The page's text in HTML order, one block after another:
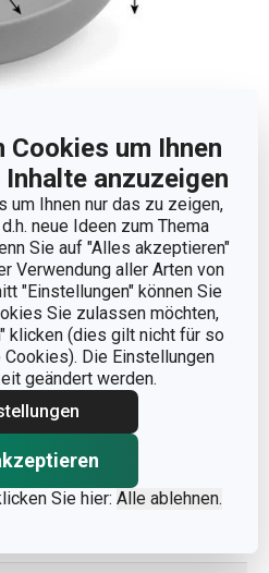
Cookies um Ihnen
anzuzeigen
um Ihnen nur das zu zeigen,
neue Ideen zum Thema
Sie auf "Alles akzeptieren"
Verwendung aller Arten von
"Einstellungen" können Sie
Sie zulassen möchten,
klicken (dies gilt nicht für so
Die Einstellungen
geändert werden.
Sie hier: Alle ablehnen.
8
0.75